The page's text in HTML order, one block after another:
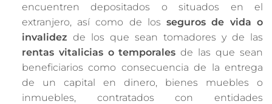
encuentren depositados o situados en el
extranjero, así como de losseguros de vida o
invalidez de los que sean tomadores y de las
rentas vitalicias o temporales de las que sean
beneficiarios como consecuencia de la entrega
de un capital en dinero, bienes muebles o
inmuebles, contratados con entidades